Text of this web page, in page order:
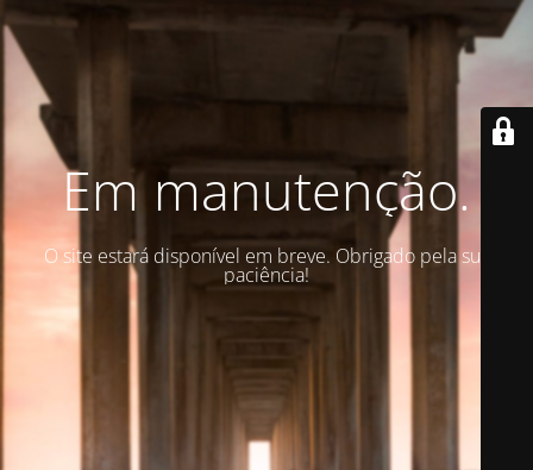
Em manutenção.
O site estará disponível em breve. Obrigado pela sua
paciência!